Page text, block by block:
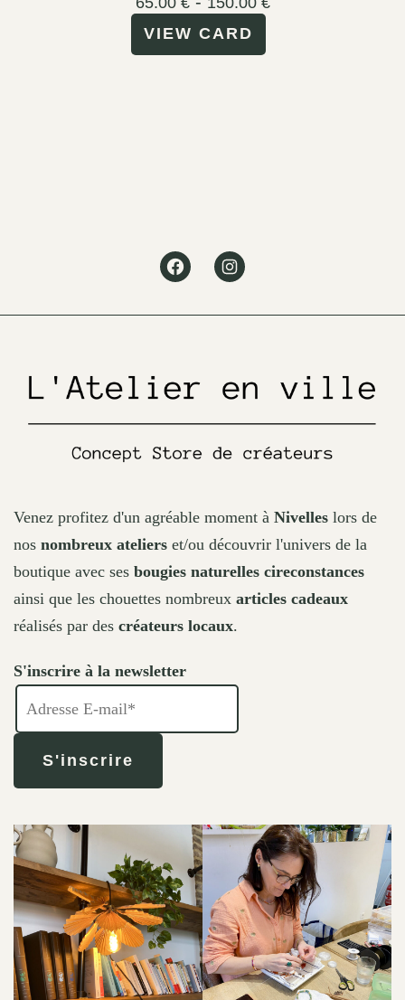
VIEW CARD
FacebookInstagram
Venez profitez d'un agréable moment à Nivelles lors de
nos nombreux ateliers et/ou découvrir l'univers de la
boutique avec ses bougies naturelles cireconstances
ainsi que les chouettes nombreux articles cadeaux
réalisés par des créateurs locaux.
S'inscrire à la newsletter